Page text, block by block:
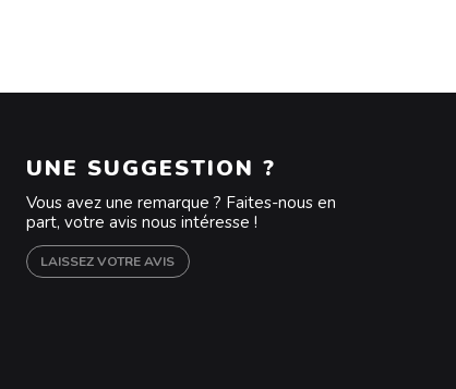
UNE SUGGESTION ?
Vous avez une remarque ? Faites-nous en
part, votre avis nous intéresse !
LAISSEZ VOTRE AVIS